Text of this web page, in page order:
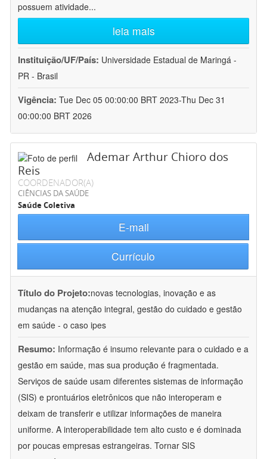
possuem atividade...
leia mais
Instituição/UF/País: Universidade Estadual de Maringá -
PR - Brasil
Vigência: Tue Dec 05 00:00:00 BRT 2023-Thu Dec 31
00:00:00 BRT 2026
Ademar Arthur Chioro dos
Reis
COORDENADOR(A)
CIÊNCIAS DA SAÚDE
Saúde Coletiva
E-mail
Currículo
Título do Projeto:novas tecnologias, inovação e as
mudanças na atenção integral, gestão do cuidado e gestão
em saúde - o caso ipes
Resumo: Informação é insumo relevante para o cuidado e a
gestão em saúde, mas sua produção é fragmentada.
Serviços de saúde usam diferentes sistemas de informação
(SIS) e prontuários eletrônicos que não interoperam e
deixam de transferir e utilizar informações de maneira
uniforme. A interoperabilidade tem alto custo e é dominada
por poucas empresas estrangeiras. Tornar SIS